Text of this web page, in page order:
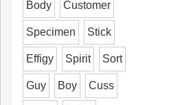
Body Customer
Specimen Stick
Effigy Spirit Sort
Guy Boy Cuss